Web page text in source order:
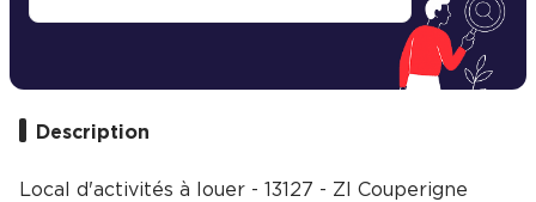
Description
Local d'activités à louer - 13127 - ZI Couperigne